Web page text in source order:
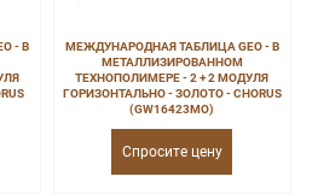
- В
МЕЖДУНАРОДНАЯ ТАБЛИЦА GEO - В
МЕТАЛЛИЗИРОВАННОМ
ТЕХНОПОЛИМЕРЕ - 2 + 2 МОДУЛЯ
ГОРИЗОНТАЛЬНО - ЗОЛОТО - CHORUS
(GW16423MO)
Спросите цену